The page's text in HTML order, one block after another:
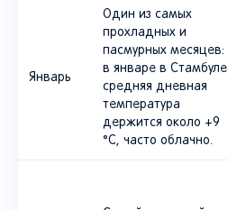
Январь
Один из самых
прохладных и
пасмурных месяцев:
в январе в Стамбуле
средняя дневная
температура
держится около +9
°C, часто облачно.